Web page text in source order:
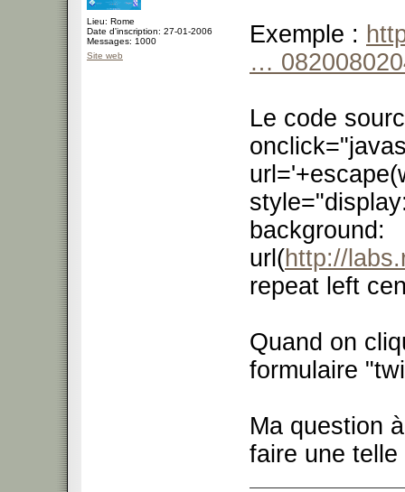
Lieu: Rome
Date d'inscription: 27-01-2006
Messages: 1000
Site web
Exemple :
…
Le code
background:
url(http://
repeat left
Quand on
formulaire
Ma question
faire une telle